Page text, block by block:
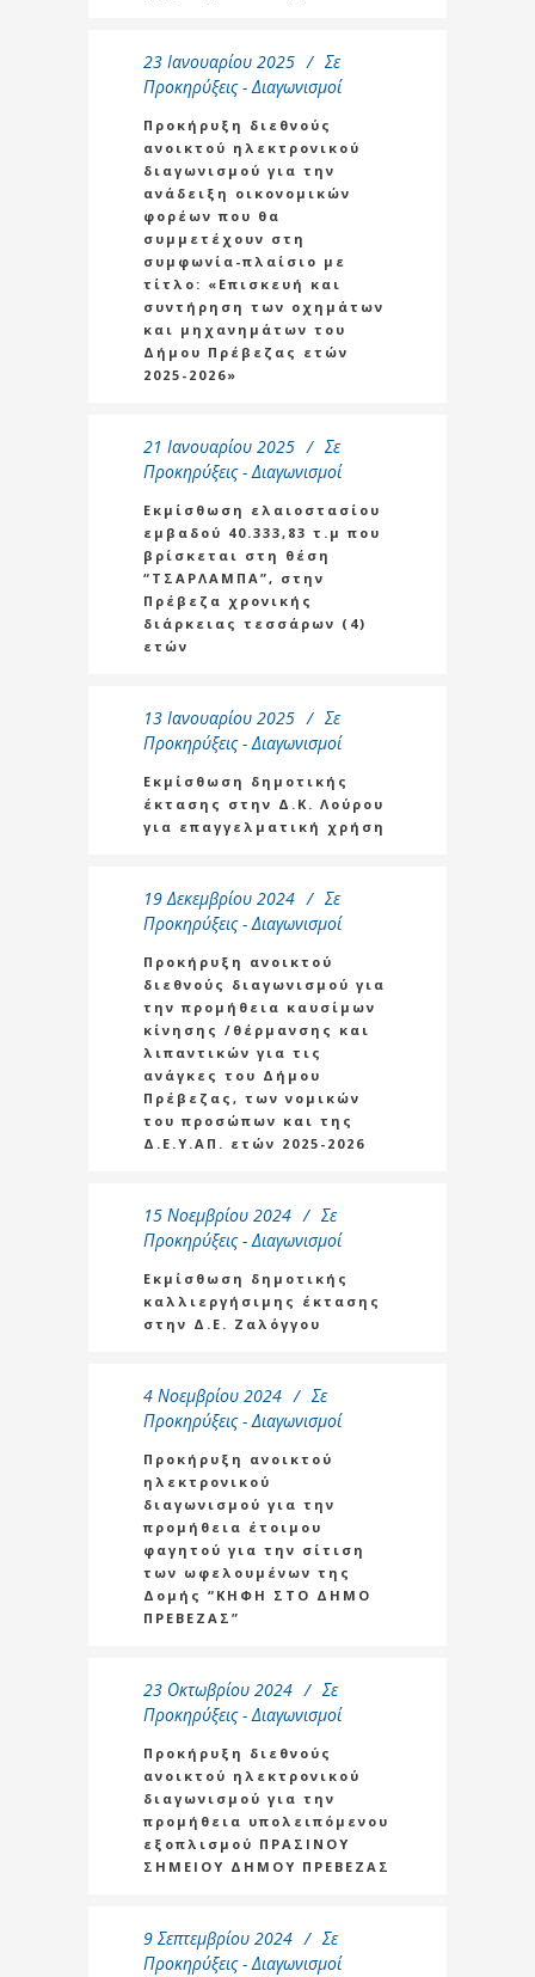
23 Ιανουαρίου 2025
Σε
Προκηρύξεις - Διαγωνισμοί
Προκήρυξη διεθνούς
ανοικτού ηλεκτρονικού
διαγωνισμού για την
ανάδειξη οικονομικών
φορέων που θα
συμμετέχουν στη
συμφωνία-πλαίσιο με
τίτλο: «Επισκευή και
συντήρηση των οχημάτων
και μηχανημάτων του
Δήμου Πρέβεζας ετών
2025-2026»
21 Ιανουαρίου 2025
Σε
Προκηρύξεις - Διαγωνισμοί
Εκμίσθωση ελαιοστασίου
εμβαδού 40.333,83 τ.μ που
βρίσκεται στη θέση
“ΤΣΑΡΛΑΜΠΑ”, στην
Πρέβεζα χρονικής
διάρκειας τεσσάρων (4)
ετών
13 Ιανουαρίου 2025
Σε
Προκηρύξεις - Διαγωνισμοί
Εκμίσθωση δημοτικής
έκτασης στην Δ.Κ. Λούρου
για επαγγελματική χρήση
19 Δεκεμβρίου 2024
Σε
Προκηρύξεις - Διαγωνισμοί
Προκήρυξη ανοικτού
διεθνούς διαγωνισμού για
την προμήθεια καυσίμων
κίνησης /θέρμανσης και
λιπαντικών για τις
ανάγκες του Δήμου
Πρέβεζας, των νομικών
του προσώπων και της
Δ.Ε.Υ.ΑΠ. ετών 2025-2026
15 Νοεμβρίου 2024
Σε
Προκηρύξεις - Διαγωνισμοί
Εκμίσθωση δημοτικής
καλλιεργήσιμης έκτασης
στην Δ.Ε. Ζαλόγγου
4 Νοεμβρίου 2024
Σε
Προκηρύξεις - Διαγωνισμοί
Προκήρυξη ανοικτού
ηλεκτρονικού
διαγωνισμού για την
προμήθεια έτοιμου
φαγητού για την σίτιση
των ωφελουμένων της
Δομής “ΚΗΦΗ ΣΤΟ ΔΗΜΟ
ΠΡΕΒΕΖΑΣ”
23 Οκτωβρίου 2024
Σε
Προκηρύξεις - Διαγωνισμοί
Προκήρυξη διεθνούς
ανοικτού ηλεκτρονικού
διαγωνισμού για την
προμήθεια υπολειπόμενου
εξοπλισμού ΠΡΑΣΙΝΟΥ
ΣΗΜΕΙΟΥ ΔΗΜΟΥ ΠΡΕΒΕΖΑΣ
9 Σεπτεμβρίου 2024
Σε
Προκηρύξεις - Διαγωνισμοί